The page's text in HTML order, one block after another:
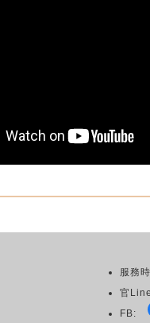
服務
官
FB: